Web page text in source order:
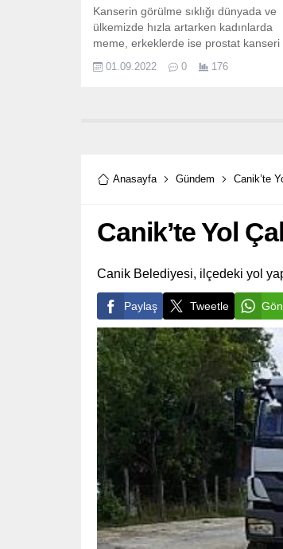
Kanserin görülme sıklığı dünyada ve
ülkemizde hızla artarken kadınlarda
meme, erkeklerde ise prostat kanseri
01.09.2022 0 176
Anasayfa Gündem Canik’te
Canik’te Yol
Canik Belediyesi, ilçedeki yol
Paylaş Tweetle